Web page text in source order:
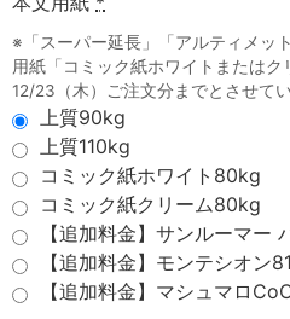
※「スーパー延長」「アルティメッ
用紙「コミック紙ホワイトまたは
12/23（木）ご注文分までとさせて
上質90kg
上質110kg
コミック紙ホワイト80kg
コミック紙クリーム80kg
【追加料金】サンルーマー
【追加料金】モンテシオン
【追加料金】マシュマロ